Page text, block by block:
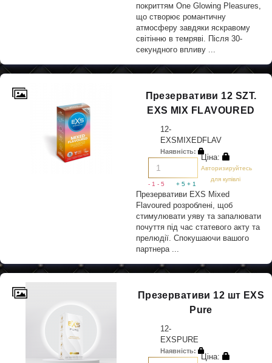
покриттям One Glowing Pleasures,
що створює романтичну
атмосферу завдяки яскравому
світінню в темряві. Після 30-
секундного впливу ...
Презервативи 12 SZT.
EXS MIX FLAVOURED
12-
EXSMIXEDFLAV
Наявність:
+ 1
- 1 - 5 + 5
Ціна:
Авторизируйтесь
для купівлі
Презервативи EXS Mixed
Flavoured розроблені, щоб
стимулювати уяву та запалювати
почуття під час статевого акту та
прелюдії. Спокушаючи вашого
партнера ...
Презервативи 12 шт EXS
Pure
12-
EXSPURE
Наявність:
Ціна: